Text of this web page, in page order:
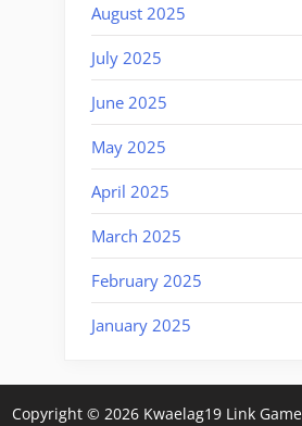
August 2025
July 2025
June 2025
May 2025
April 2025
March 2025
February 2025
January 2025
Copyright © 2026 Kwaelag19 Link